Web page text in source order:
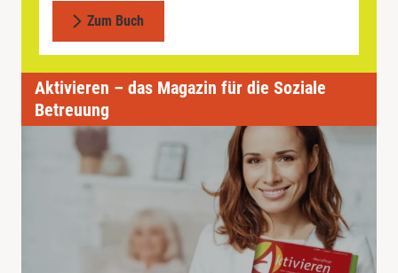
Zum Buch
Aktivieren – das Magazin für die Soziale
Betreuung